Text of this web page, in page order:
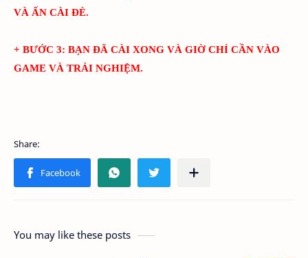
VÀ ẤN CÀI ĐÈ.
+ BƯỚC 3: BẠN ĐÃ CÀI XONG VÀ GIỜ CHỈ CẦN VÀO
GAME VÀ TRẢI NGHIỆM.
You may like these posts